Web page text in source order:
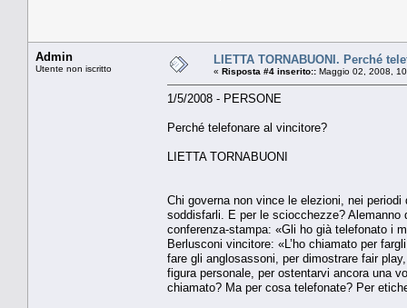
Admin
Utente non iscritto
LIETTA TORNABUONI. Perché
« Risposta #4 inserito:: Maggio 02, 2008,
1/5/2008 - PERSONE
Perché telefonare al vincitore?
LIETTA TORNABUONI
Chi governa non vince le elezioni, nei
soddisfarli. E per le sciocchezze?
conferenza-stampa: «Gli ho già telefonato i
Berlusconi vincitore: «L’ho chiamato per
fare gli anglosassoni, per dimostrare fair
figura personale, per ostentarvi ancora una
chiamato? Ma per cosa telefonate? Per